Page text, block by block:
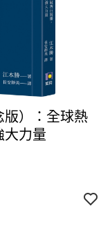
版）：全球熱
大力量